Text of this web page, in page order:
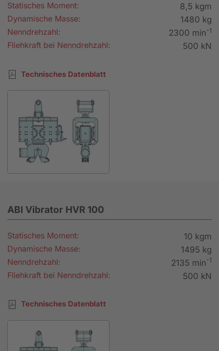
Statisches Moment:
8,5 kgm
Dynamische Masse:
1480 kg
Nenndrehzahl:
2300 min-1
Fliehkraft bei Nenndrehzahl: 500 kN
Technisches Datenblatt
ABI Vibrator HVR 100
Statisches Moment:
10 kgm
Dynamische Masse:
1495 kg
Nenndrehzahl:
2135 min-1
Fliehkraft bei Nenndrehzahl: 500 kN
Technisches Datenblatt